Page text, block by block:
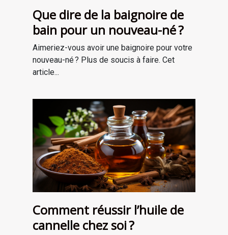
Que dire de la baignoire de
bain pour un nouveau-né ?
Aimeriez-vous avoir une baignoire pour votre
nouveau-né ? Plus de soucis à faire. Cet
article...
Comment réussir l’huile de
cannelle chez soi ?